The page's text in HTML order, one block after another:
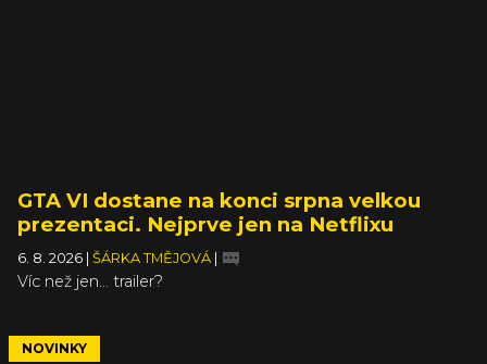
GTA VI dostane na konci srpna velkou
prezentaci. Nejprve jen na Netflixu
6. 8. 2026 | ŠÁRKA TMĚJOVÁ |
Víc než jen... trailer?
NOVINKY